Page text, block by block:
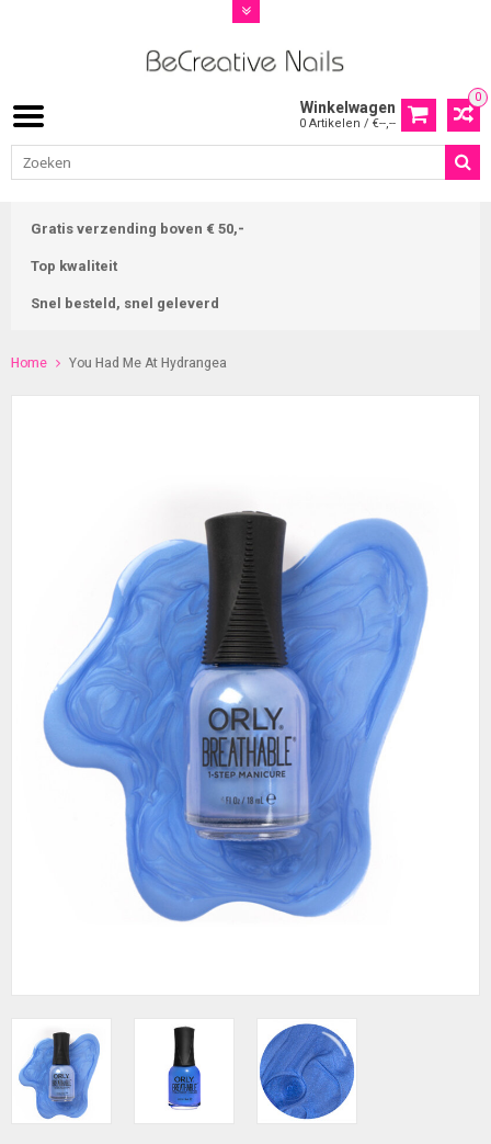
0
Winkelwagen
0 Artikelen / €--,--
Gratis verzending boven € 50,-
Top kwaliteit
Snel besteld, snel geleverd
Home You Had Me At Hydrangea